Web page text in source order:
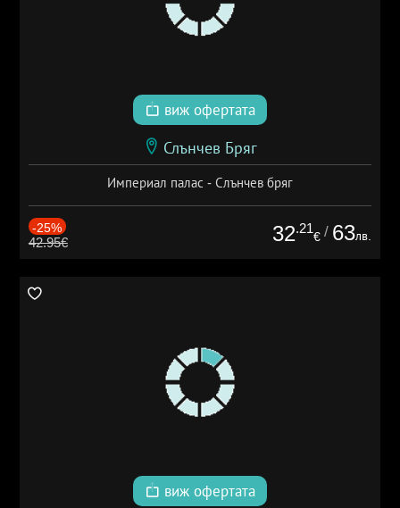
виж офертата
Слънчев Бряг
Империал палас - Слънчев бряг
-25%
42.95€ 32.21
€ / 63лв.
виж офертата